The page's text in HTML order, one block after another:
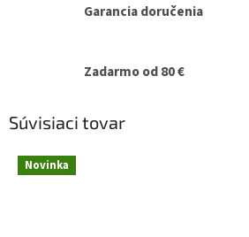
Garancia doručenia
Zadarmo od 80 €
Súvisiaci tovar
Novinka